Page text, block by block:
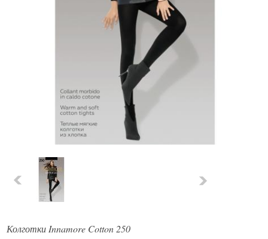
Колготки Innamore Cotton 250